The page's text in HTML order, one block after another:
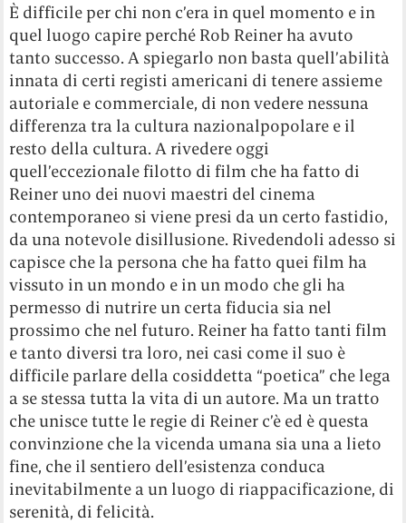
È difficile per chi non c’era in quel momento e in
quel luogo capire perché Rob Reiner ha avuto
tanto successo. A spiegarlo non basta quell’abilità
innata di certi registi americani di tenere assieme
autoriale e commerciale, di non vedere nessuna
differenza tra la cultura nazionalpopolare e il
resto della cultura. A rivedere oggi
quell’eccezionale filotto di film che ha fatto di
Reiner uno dei nuovi maestri del cinema
contemporaneo si viene presi da un certo fastidio,
da una notevole disillusione. Rivedendoli adesso si
capisce che la persona che ha fatto quei film ha
vissuto in un mondo e in un modo che gli ha
permesso di nutrire un certa fiducia sia nel
prossimo che nel futuro. Reiner ha fatto tanti film
e tanto diversi tra loro, nei casi come il suo è
difficile parlare della cosiddetta “poetica” che lega
a se stessa tutta la vita di un autore. Ma un tratto
che unisce tutte le regie di Reiner c’è ed è questa
convinzione che la vicenda umana sia una a lieto
fine, che il sentiero dell’esistenza conduca
inevitabilmente a un luogo di riappacificazione, di
serenità, di felicità.